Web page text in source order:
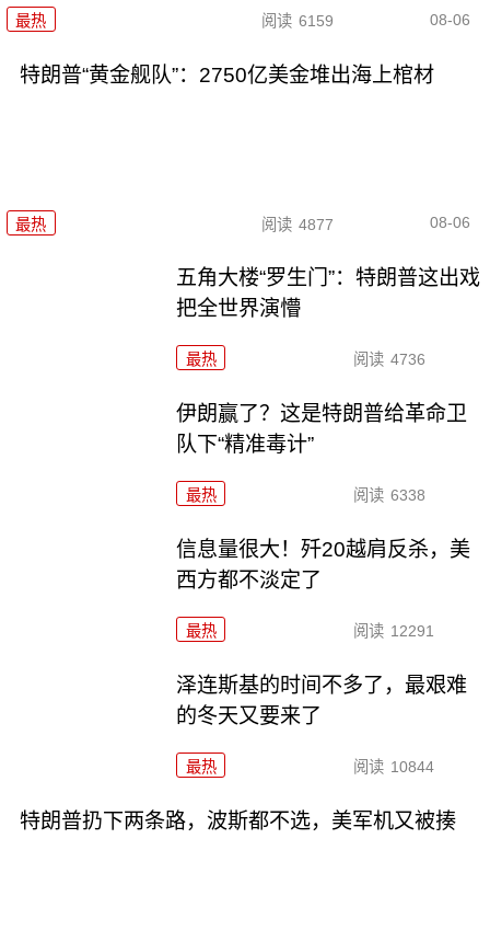
最热 阅读 6159 08-06
特朗普“黄金舰队”：2750亿美金堆出海上棺材
最热 阅读 4877 08-06
五角大楼“罗生门”：特朗普这出戏
把全世界演懵
最热 阅读 4736
伊朗赢了？这是特朗普给革命卫
队下“精准毒计”
最热 阅读 6338
信息量很大！歼20越肩反杀，美
西方都不淡定了
最热 阅读 12291
泽连斯基的时间不多了，最艰难
的冬天又要来了
最热 阅读 10844
特朗普扔下两条路，波斯都不选，美军机又被揍